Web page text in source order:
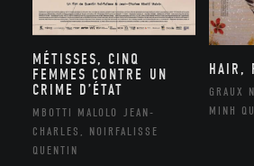
MÉTISSES, CINQ
FEMMES CONTRE UN
CRIME D’ÉTAT
MBOTTI MALOLO JEAN-
CHARLES, NOIRFALISSE
QUENTIN
HAIR,
GRAUX
MINH